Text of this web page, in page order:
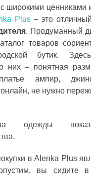
широкими ценниками
Plus– это
. Продуманный
товаров
бутик.
них – понятная
ампир,
не нужно
одежды
в Alenka Plus
вы сидите